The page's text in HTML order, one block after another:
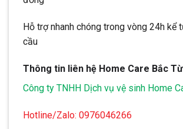
Hỗ trợ nhanh chóng trong vòng 24h kể
cầu
Thông tin liên hệ Home Care Bắc
Công ty TNHH Dịch vụ vệ sinh Home
Hotline/Zalo: 0976046266